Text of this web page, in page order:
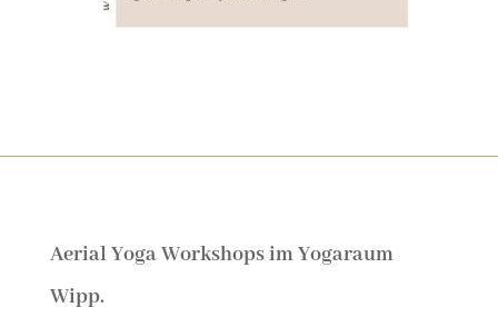
Aerial Yoga Workshops im Yogaraum
Wipp.